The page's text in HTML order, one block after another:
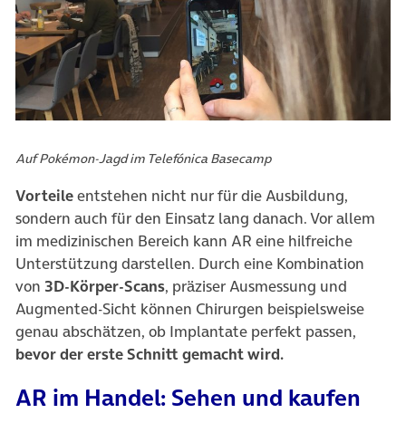
Auf Pokémon-Jagd im Telefónica Basecamp
Vorteileentstehen nicht nur für die Ausbildung,
sondern auch für den Einsatz lang danach. Vor allem
im medizinischen Bereich kann AR eine hilfreiche
Unterstützung darstellen. Durch eine Kombination
von 3D-Körper-Scans, präziser Ausmessung und
Augmented-Sicht können Chirurgen beispielsweise
genau abschätzen, ob Implantate perfekt passen,
bevor der erste Schnitt gemacht wird.
AR im Handel: Sehen und kaufen